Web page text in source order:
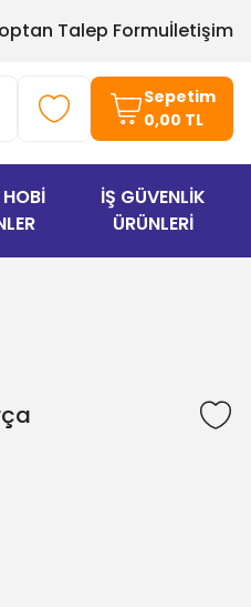
Talep Formuİletişim
Sepetim
0,00 TL
İŞ GÜVENLİK
ÜRÜNLERİ